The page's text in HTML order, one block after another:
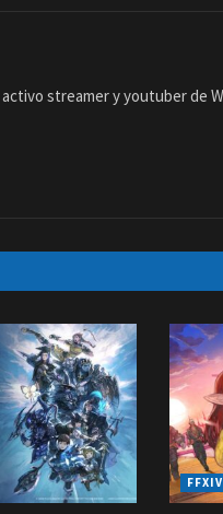
streamer y youtuber de
FFXIV